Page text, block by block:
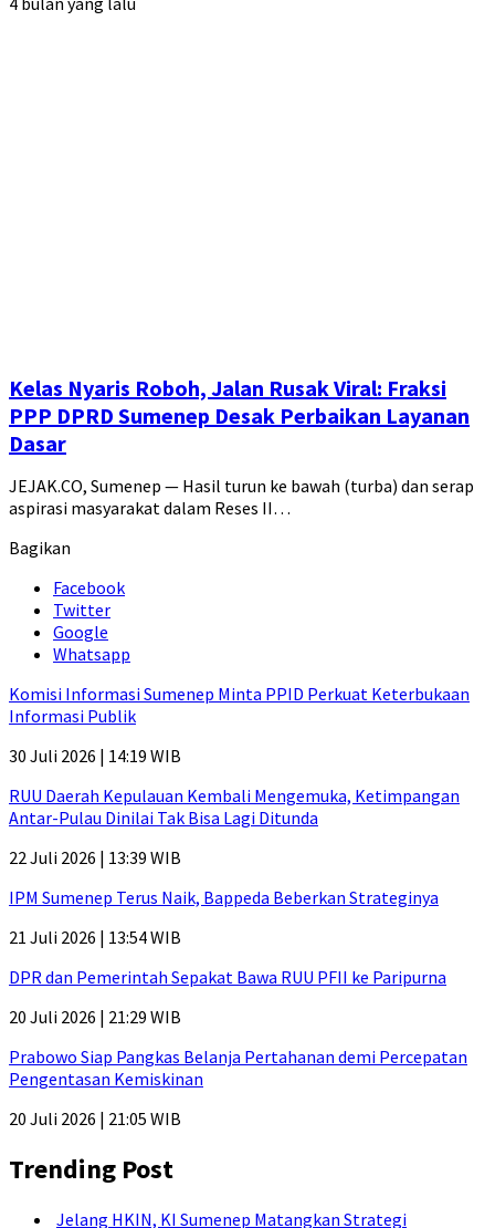
Kelas Nyaris Roboh, Jalan Rusak Viral: Fraksi
PPP DPRD Sumenep Desak Perbaikan Layanan
Dasar
JEJAK.CO, Sumenep — Hasil turun ke bawah (turba) dan serap
aspirasi masyarakat dalam Reses II…
Bagikan
Facebook
Twitter
Google
Whatsapp
Komisi Informasi Sumenep Minta PPID Perkuat Keterbukaan
Informasi Publik
30 Juli 2026 | 14:19 WIB
RUU Daerah Kepulauan Kembali Mengemuka, Ketimpangan
Antar-Pulau Dinilai Tak Bisa Lagi Ditunda
22 Juli 2026 | 13:39 WIB
IPM Sumenep Terus Naik, Bappeda Beberkan Strateginya
21 Juli 2026 | 13:54 WIB
DPR dan Pemerintah Sepakat Bawa RUU PFII ke Paripurna
20 Juli 2026 | 21:29 WIB
Prabowo Siap Pangkas Belanja Pertahanan demi Percepatan
Pengentasan Kemiskinan
20 Juli 2026 | 21:05 WIB
Trending Post
Jelang HKIN, KI Sumenep Matangkan Strategi